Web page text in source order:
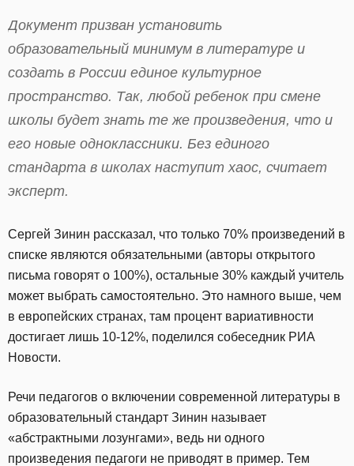
Документ призван установить
образовательный минимум в литературе и
создать в России единое культурное
пространство. Так, любой ребенок при смене
школы будет знать те же произведения, что и
его новые одноклассники. Без единого
стандарта в школах наступит хаос, считает
эксперт.
Сергей Зинин рассказал, что только 70% произведений в
списке являются обязательными (авторы открытого
письма говорят о 100%), остальные 30% каждый учитель
может выбрать самостоятельно. Это намного выше, чем
в европейских странах, там процент вариативности
достигает лишь 10-12%, поделился собеседник РИА
Новости.
Речи педагогов о включении современной литературы в
образовательный стандарт Зинин называет
«абстрактными лозунгами», ведь ни одного
произведения педагоги не приводят в пример. Тем